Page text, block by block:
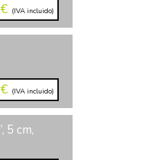
(IVA incluido)
(IVA incluido)
5 cm,